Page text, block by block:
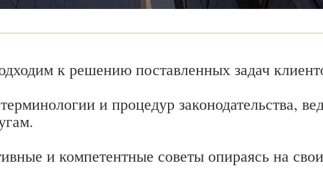
к решению поставленных задач
и процедур законодательства,
и компетентные советы опираясь на